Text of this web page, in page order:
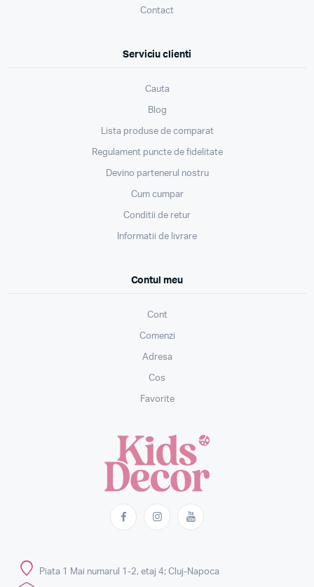
Contact
Serviciu clienti
Cauta
Blog
Lista produse de comparat
Regulament puncte de fidelitate
Devino partenerul nostru
Cum cumpar
Conditii de retur
Informatii de livrare
Contul meu
Cont
Comenzi
Adresa
Cos
Favorite
Piata 1 Mai numarul 1-2, etaj 4; Cluj-Napoca